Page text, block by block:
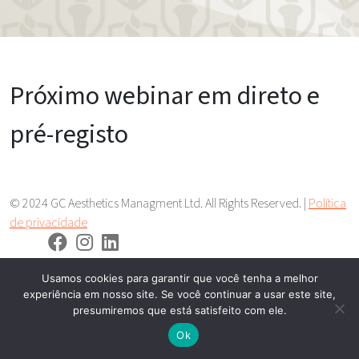
Próximo webinar em direto e
pré-registo
© 2024 GC Aesthetics Managment Ltd. All Rights Reserved. | Política
de privacidade
Usamos cookies para garantir que você tenha a melhor
experiência em nosso site. Se você continuar a usar este site,
presumiremos que está satisfeito com ele.
Ok